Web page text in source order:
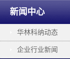
新闻中心
华林科纳动态
企业行业新闻